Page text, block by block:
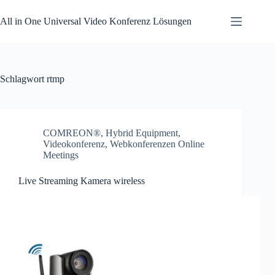
Inhalt
springen
All in One Universal Video Konferenz Lösungen
Schlagwort rtmp
COMREON®, Hybrid Equipment,
Videokonferenz, Webkonferenzen Online
Meetings
Live Streaming Kamera wireless